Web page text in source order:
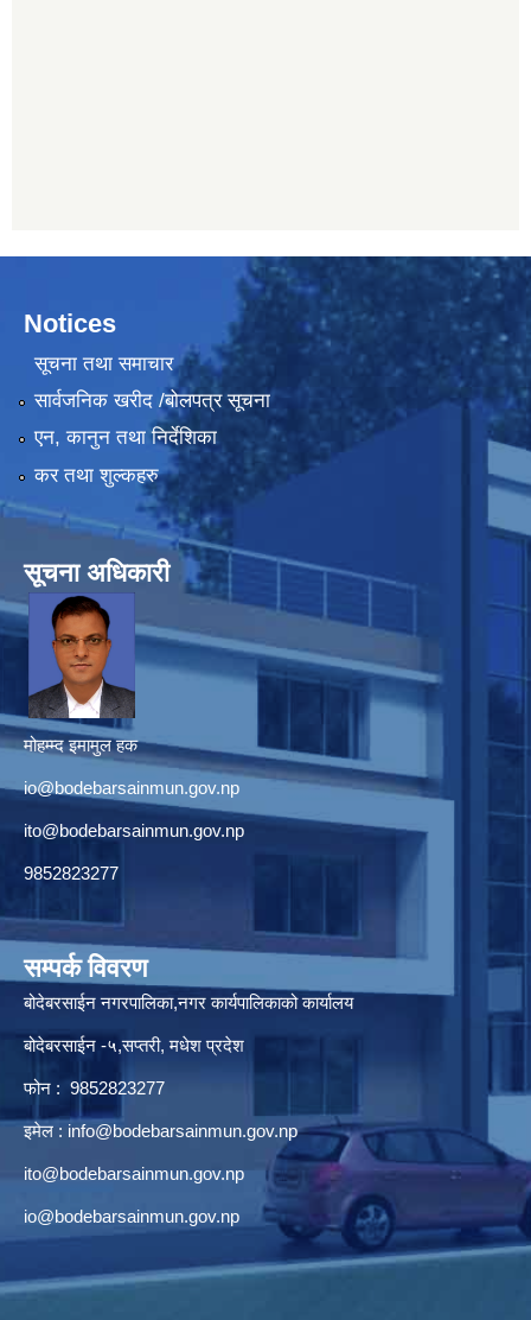
Notices
सूचना तथा समाचार
सार्वजनिक खरीद /बोलपत्र सूचना
एन, कानुन तथा निर्देशिका
कर तथा शुल्कहरु
सूचना अधिकारी
मोहम्म्द इमामुल हक
io@bodebarsainmun.gov.np
ito@bodebarsainmun.gov.np
9852823277
सम्पर्क विवरण
बोदेबरसाईन नगरपालिका,नगर कार्यपालिकाको कार्यालय
बोदेबरसाईन -५,सप्तरी, मधेश प्रदेश
फोन : 9852823277
इमेल : info@bodebarsainmun.gov.np
ito@bodebarsainmun.gov.np
io@bodebarsainmun.gov.np